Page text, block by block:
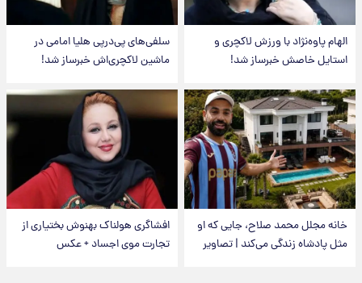
الهام پاوه‌نژاد با ورزش لاکچری و
استایل خاصش خبرساز شد!
سلفی‌های پی‌درپی هلیا امامی در
ماشین لاکچری‌اش خبرساز شد!
خانه مجلل محمد صلاح، جایی که او
مثل پادشاه زندگی می‌کند | تصاویر
افشاگری هولناک بهنوش بختیاری از
تجارت موی اجساد + عکس